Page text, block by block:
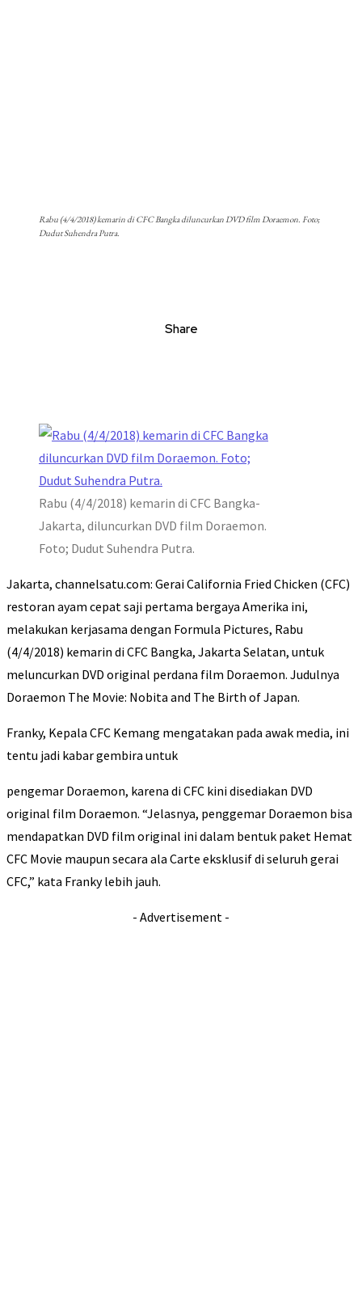
Rabu (4/4/2018) kemarin di CFC Bangka diluncurkan DVD film Doraemon. Foto;
Dudut Suhendra Putra.
Share
Rabu (4/4/2018) kemarin di CFC Bangka-
Jakarta, diluncurkan DVD film Doraemon.
Foto; Dudut Suhendra Putra.
Jakarta, channelsatu.com: Gerai California Fried Chicken (CFC)
restoran ayam cepat saji pertama bergaya Amerika ini,
melakukan kerjasama dengan Formula Pictures, Rabu
(4/4/2018) kemarin di CFC Bangka, Jakarta Selatan, untuk
meluncurkan DVD original perdana film Doraemon. Judulnya
Doraemon The Movie: Nobita and The Birth of Japan.
Franky, Kepala CFC Kemang mengatakan pada awak media, ini
tentu jadi kabar gembira untuk
pengemar Doraemon, karena di CFC kini disediakan DVD
original film Doraemon. “Jelasnya, penggemar Doraemon bisa
mendapatkan DVD film original ini dalam bentuk paket Hemat
CFC Movie maupun secara ala Carte eksklusif di seluruh gerai
CFC,” kata Franky lebih jauh.
- Advertisement -